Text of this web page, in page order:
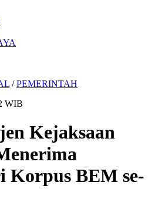
/PEMERINTAH
WIB
Kejaksaan
Korpus BEM se-